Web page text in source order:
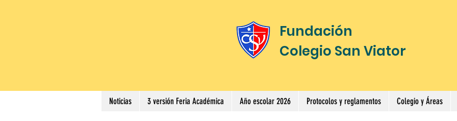
Fundación
Colegio San Viator
Noticias 3 versión Feria Académica Año escolar 2026 Protocolos y reglamentos Colegio y Áreas